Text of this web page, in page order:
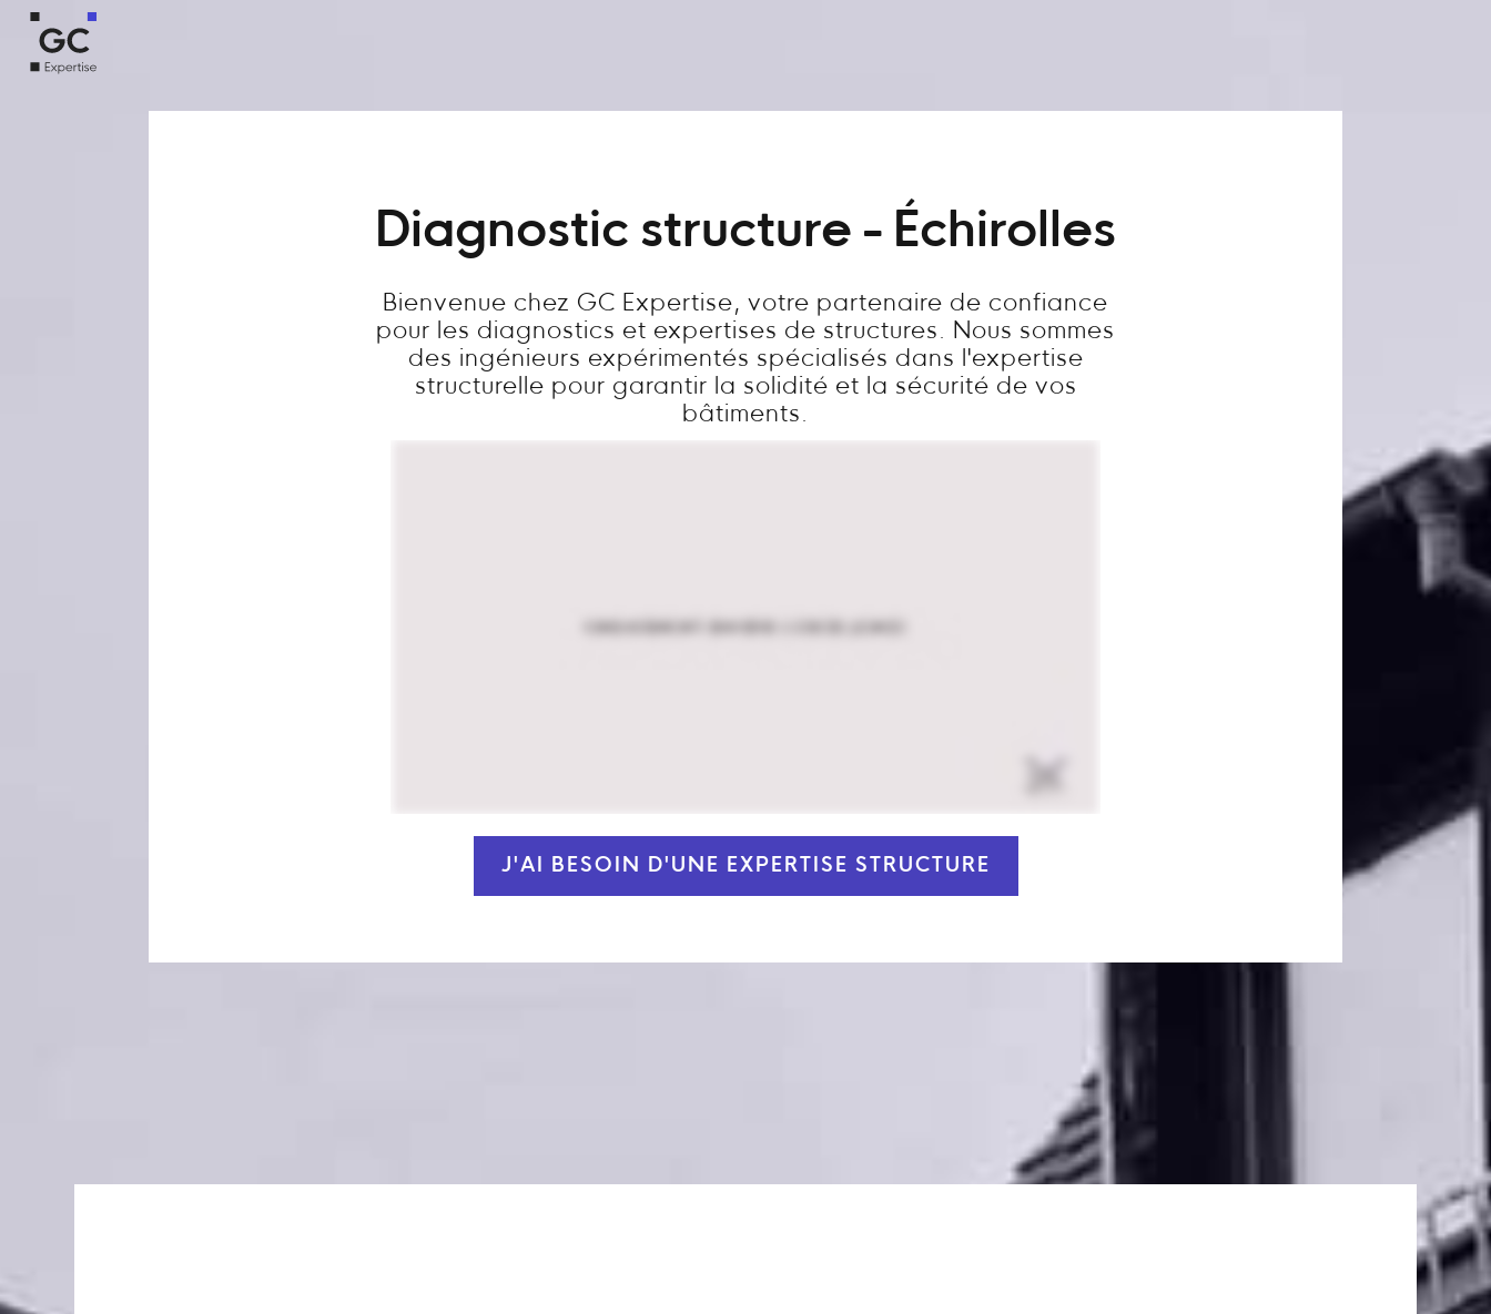
Diagnostic structure - Échirolles
Bienvenue chez GC Expertise, votre partenaire de confiance
pour les diagnostics et expertises de structures. Nous sommes
des ingénieurs expérimentés spécialisés dans l'expertise
structurelle pour garantir la solidité et la sécurité de vos
bâtiments.
J'AI BESOIN D'UNE EXPERTISE STRUCTURE